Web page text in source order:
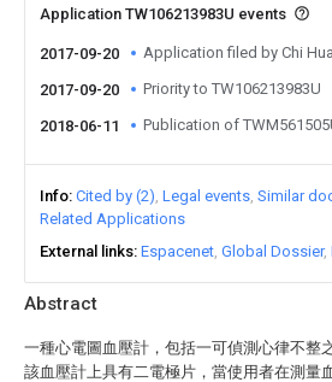
Abstract
一種心電圖血壓計，包括一可偵測心律不整
該血壓計上具有二電極片，當使用者在測量
Application TW106213983U events
2017-09-20 Application filed by Chi
2017-09-20 Priority to TW106213983U
2018-06-11 Publication of
Info Cited by (2) Legal events Similar
Related Applications
External links Espacenet Global Dossier